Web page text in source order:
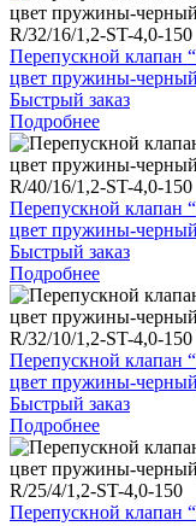
R/32/16/1,2-ST-4,0-150
Перепускной клапан
цвет пружины-
Быстрый заказ
Подробнее
R/40/16/1,2-ST-4,0-150
Перепускной клапан
цвет пружины-
Быстрый заказ
Подробнее
R/32/10/1,2-ST-4,0-150
Перепускной клапан
цвет пружины-
Быстрый заказ
Подробнее
R/25/4/1,2-ST-4,0-150
Перепускной клапан